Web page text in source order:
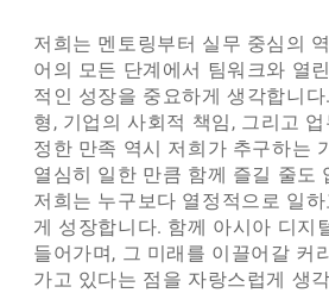
저희는 멘토링부터 실무 중심의
어의 모든 단계에서 팀워크와 열
적인 성장을 중요하게 생각합니
형, 기업의 사회적 책임, 그리고
정한 만족 역시 저희가 추구하는
열심히 일한 만큼 함께 즐길 줄도
저희는 누구보다 열정적으로 일
게 성장합니다. 함께 아시아 디지
들어가며, 그 미래를 이끌어갈 커
가고 있다는 점을 자랑스럽게 생